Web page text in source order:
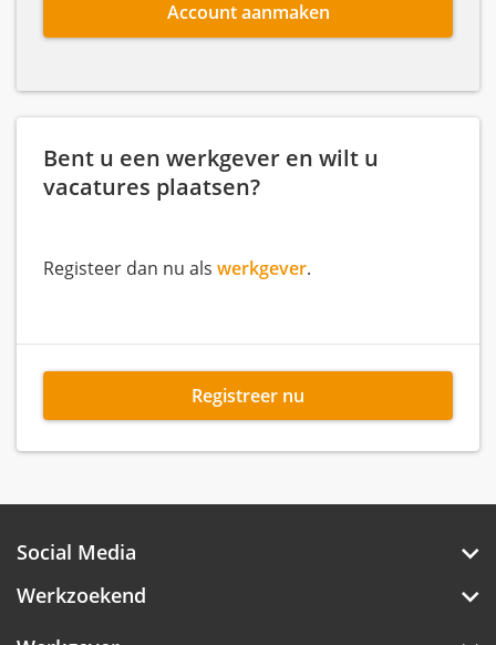
Bent u een werkgever en wilt u
vacatures plaatsen?
Registeer dan nu als werkgever.
Registreer nu
Social Media
Werkzoekend